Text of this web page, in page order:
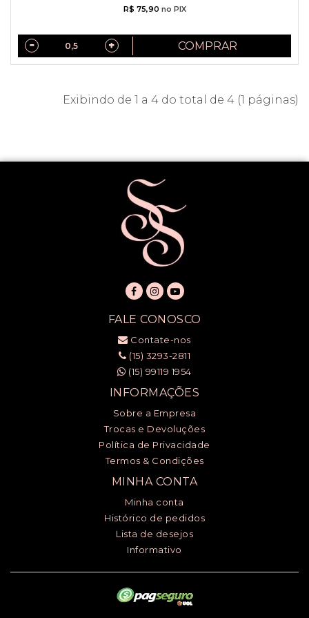
R$ 75,90 no PIX
COMPRAR
Exibindo de 1 a 4 do total de 4 (1 páginas)
FALE CONOSCO
Contate-nos
(15) 3293-2811
(15) 99119 1954
INFORMAÇÕES
Sobre a Empresa
Trocas e Devoluções
Política de Privacidade
Termos & Condições
MINHA CONTA
Minha conta
Histórico de pedidos
Lista de desejos
Informativo